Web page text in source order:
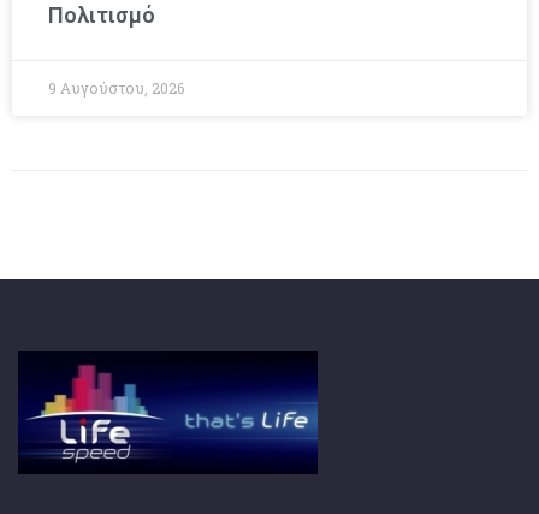
Πολιτισμό
9 Αυγούστου, 2026